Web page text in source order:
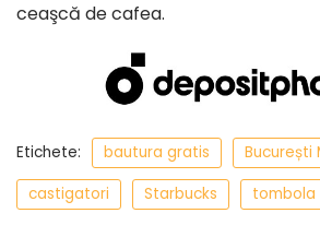
ceaşcă de cafea.
Etichete: bautura gratis
București
castigatori
Starbucks tombola